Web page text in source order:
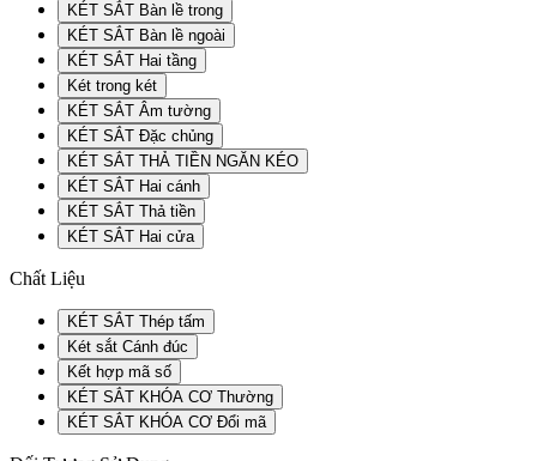
KÉT SẮT Bàn lề trong
KÉT SẮT Bàn lề ngoài
KÉT SẮT Hai tầng
Két trong két
KÉT SẮT Âm tường
KÉT SẮT Đặc chủng
KÉT SẮT THẢ TIỀN NGĂN KÉO
KÉT SẮT Hai cánh
KÉT SẮT Thả tiền
KÉT SẮT Hai cửa
Chất Liệu
KÉT SẮT Thép tấm
Két sắt Cánh đúc
Kết hợp mã số
KÉT SẮT KHÓA CƠ Thường
KÉT SẮT KHÓA CƠ Đổi mã